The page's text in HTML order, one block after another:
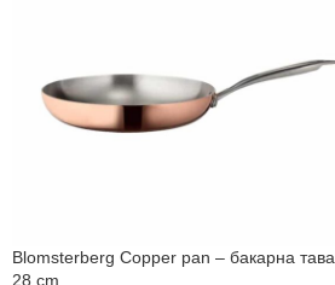
Blomsterberg Copper pan – бакарна тава
28 cm